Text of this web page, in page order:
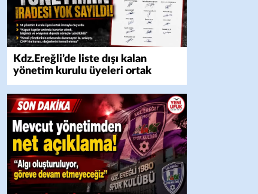
Kdz.Ereğli’de liste dışı kalan
yönetim kurulu üyeleri ortak
bildiri yayınladı